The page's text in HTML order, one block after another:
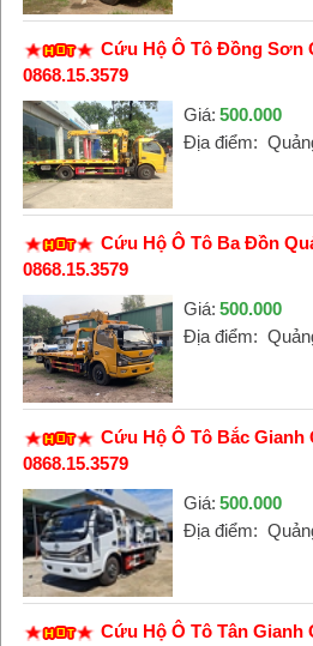
Cứu Hộ Ô Tô Đồng Sơn
0868.15.3579
Giá: 500.000
Địa điểm:
Cứu Hộ Ô Tô Ba Đồn
0868.15.3579
Giá: 500.000
Địa điểm:
Cứu Hộ Ô Tô Bắc Gianh
0868.15.3579
Giá: 500.000
Địa điểm:
Cứu Hộ Ô Tô Tân Gianh